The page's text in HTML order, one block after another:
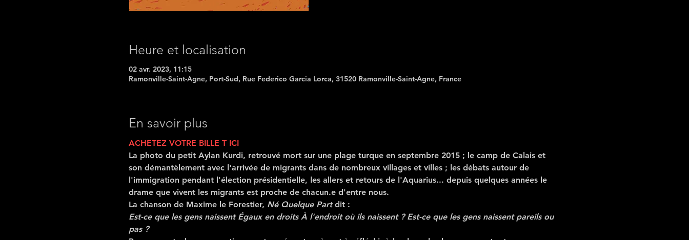
Heure et localisation
02 avr. 2023, 11:15
Ramonville-Saint-Agne, Port-Sud, Rue Federico Garcia Lorca, 31520 Ramonville-Saint-Agne, France
En savoir plus
ACHETEZ VOTRE BILLE T ICI
La photo du petit Aylan Kurdi, retrouvé mort sur une plage turque en septembre 2015 ; le camp de Calais et
son démantèlement avec l'arrivée de migrants dans de nombreux villages et villes ; les débats autour de
l'immigration pendant l'élection présidentielle, les allers et retours de l'Aquarius... depuis quelques années le
drame que vivent les migrants est proche de chacun.e d'entre nous.
La chanson de Maxime le Forestier, Né Quelque Part dit :
Est-ce que les gens naissent Égaux en droits À l'endroit où ils naissent ? Est-ce que les gens naissent pareils ou
pas ?